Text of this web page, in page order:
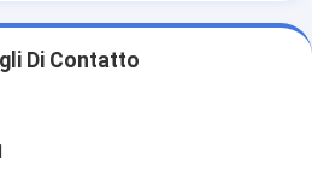
Di Contatto